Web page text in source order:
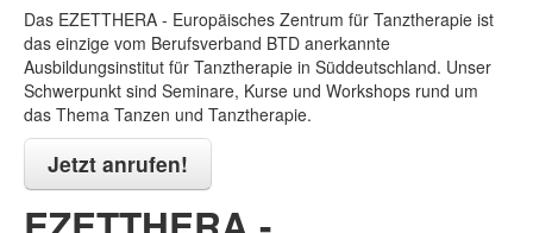
Das EZETTHERA - Europäisches Zentrum für Tanztherapie ist
das einzige vom Berufsverband BTD anerkannte
Ausbildungsinstitut für Tanztherapie in Süddeutschland. Unser
Schwerpunkt sind Seminare, Kurse und Workshops rund um
das Thema Tanzen und Tanztherapie.
Jetzt anrufen!